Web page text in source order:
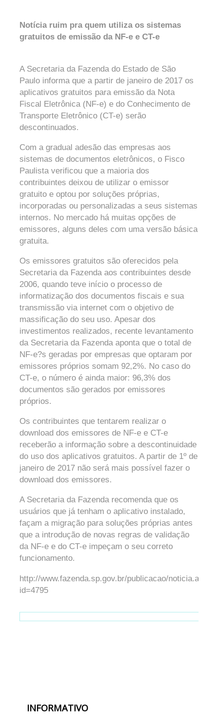
Notícia ruim pra quem utiliza os sistemas
gratuitos de emissão da NF-e e CT-e
A Secretaria da Fazenda do Estado de São
Paulo informa que a partir de janeiro de 2017 os
aplicativos gratuitos para emissão da Nota
Fiscal Eletrônica (NF-e) e do Conhecimento de
Transporte Eletrônico (CT-e) serão
descontinuados.
Com a gradual adesão das empresas aos
sistemas de documentos eletrônicos, o Fisco
Paulista verificou que a maioria dos
contribuintes deixou de utilizar o emissor
gratuito e optou por soluções próprias,
incorporadas ou personalizadas a seus sistemas
internos. No mercado há muitas opções de
emissores, alguns deles com uma versão básica
gratuita.
Os emissores gratuitos são oferecidos pela
Secretaria da Fazenda aos contribuintes desde
2006, quando teve início o processo de
informatização dos documentos fiscais e sua
transmissão via internet com o objetivo de
massificação do seu uso. Apesar dos
investimentos realizados, recente levantamento
da Secretaria da Fazenda aponta que o total de
NF-e?s geradas por empresas que optaram por
emissores próprios somam 92,2%. No caso do
CT-e, o número é ainda maior: 96,3% dos
documentos são gerados por emissores
próprios.
Os contribuintes que tentarem realizar o
download dos emissores de NF-e e CT-e
receberão a informação sobre a descontinuidade
do uso dos aplicativos gratuitos. A partir de 1º de
janeiro de 2017 não será mais possível fazer o
download dos emissores.
A Secretaria da Fazenda recomenda que os
usuários que já tenham o aplicativo instalado,
façam a migração para soluções próprias antes
que a introdução de novas regras de validação
da NF-e e do CT-e impeçam o seu correto
funcionamento.
http://www.fazenda.sp.gov.br/publicacao/noticia.aspx?
id=4795
INFORMATIVO